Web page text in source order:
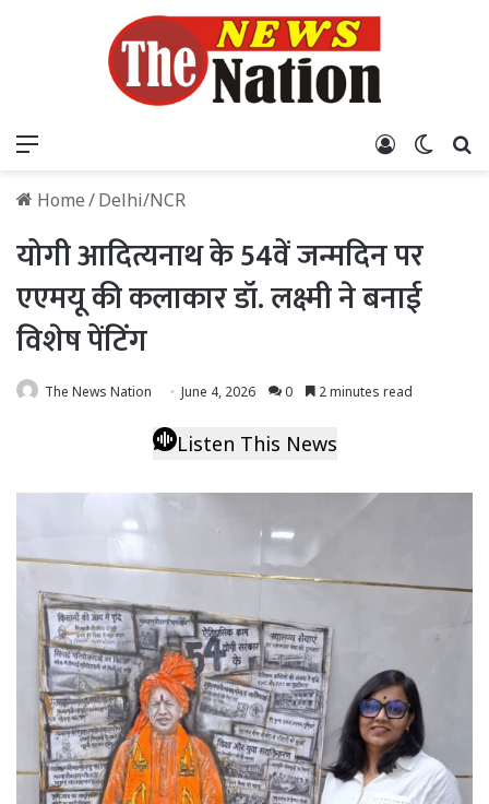
Log In
Home/Delhi/NCR
योगी आदित्यनाथ के 54वें जन्मदिन पर
एएमयू की कलाकार डॉ. लक्ष्मी ने बनाई
विशेष पेंटिंग
The News Nation June 4, 2026 0 2 minutes read
Listen This News